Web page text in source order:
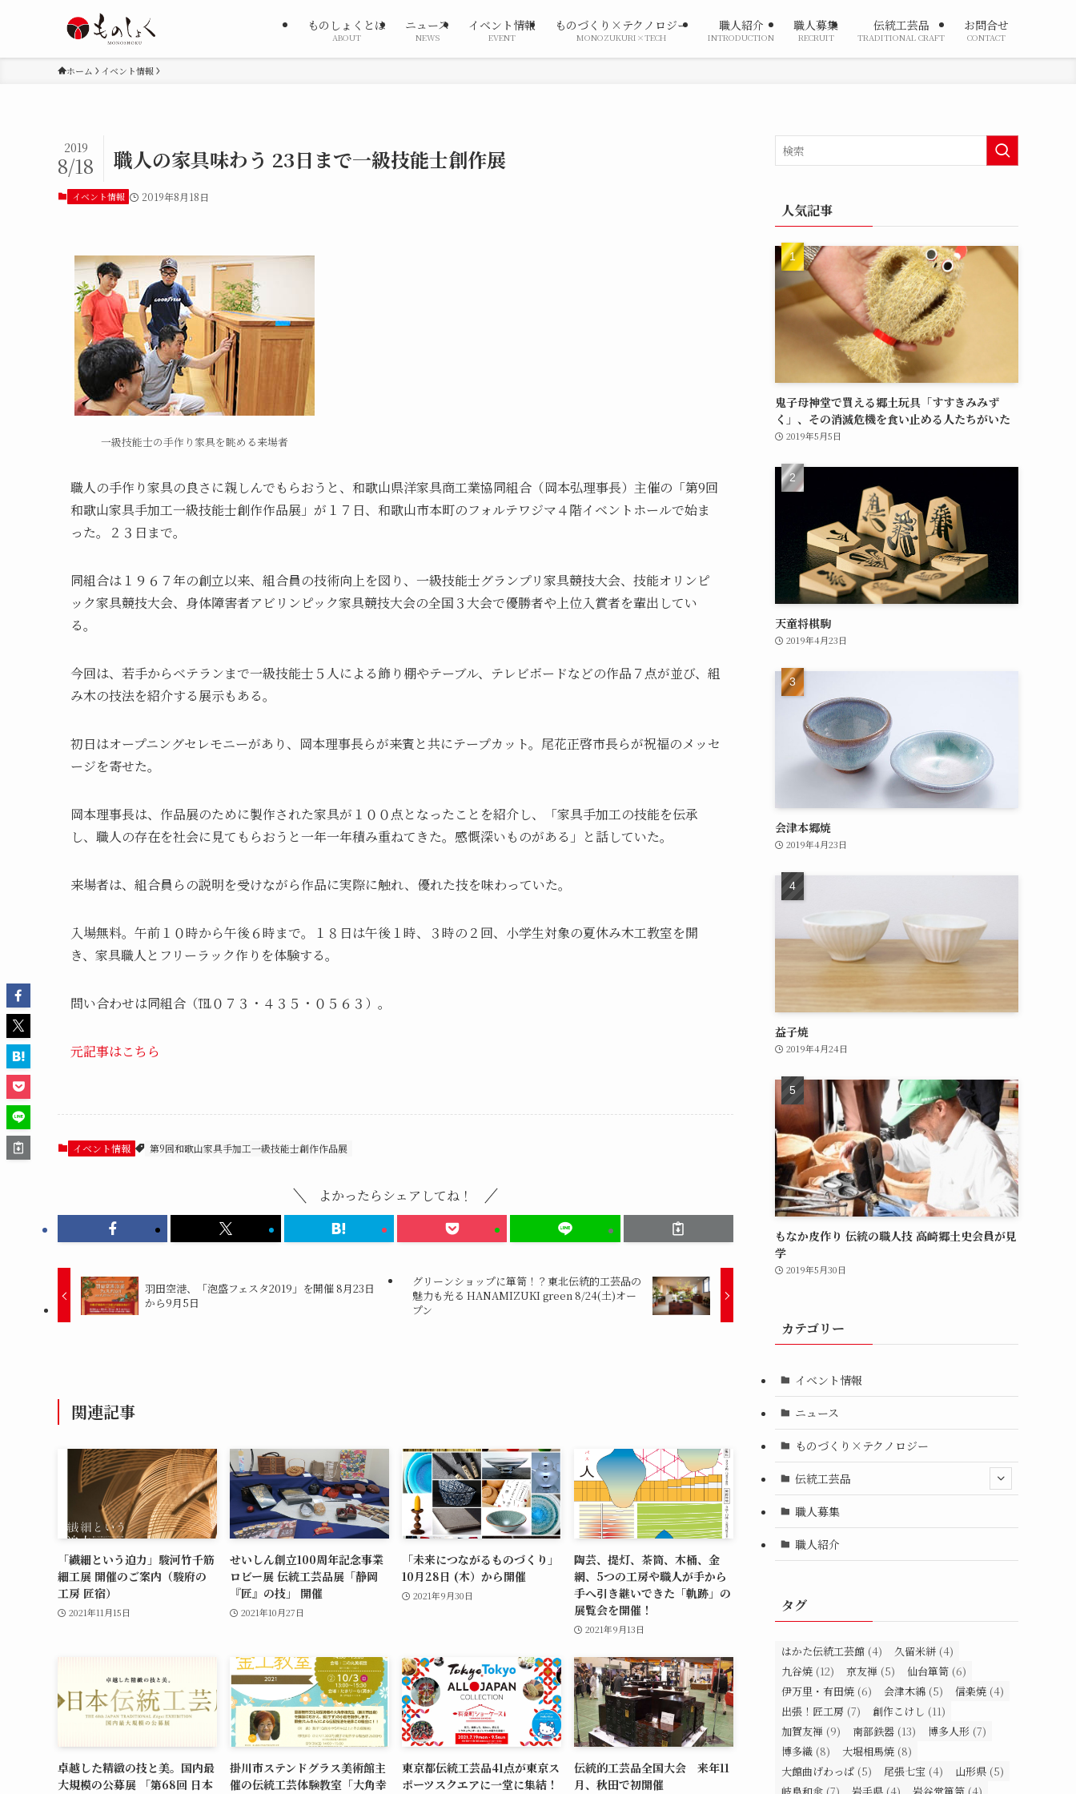
ものしょくとは
ABOUT
ニュース
NEWS
イベント情報
EVENT
ものづくり×テクノロジー
MONOZUKURI×TECH
職人紹介
INTRODUCTION
職人募集
RECRUIT
伝統工芸品
TRADITIONAL CRAFT
お問合せ
CONTACT
ホーム イベント情報
職人の家具味わう 23日まで一級技能士創作展
2019
8/18
イベント情報 2019年8月18日
一級技能士の手作り家具を眺める来場者
職人の手作り家具の良さに親しんでもらおうと、和歌山県洋家具商工業協同組合（岡本弘理事長）主催の「第9回
和歌山家具手加工一級技能士創作作品展」が１７日、和歌山市本町のフォルテワジマ４階イベントホールで始ま
った。２３日まで。
同組合は１９６７年の創立以来、組合員の技術向上を図り、一級技能士グランプリ家具競技大会、技能オリンピ
ック家具競技大会、身体障害者アビリンピック家具競技大会の全国３大会で優勝者や上位入賞者を輩出してい
る。
今回は、若手からベテランまで一級技能士５人による飾り棚やテーブル、テレビボードなどの作品７点が並び、組
み木の技法を紹介する展示もある。
初日はオープニングセレモニーがあり、岡本理事長らが来賓と共にテープカット。尾花正啓市長らが祝福のメッセ
ージを寄せた。
岡本理事長は、作品展のために製作された家具が１００点となったことを紹介し、「家具手加工の技能を伝承
し、職人の存在を社会に見てもらおうと一年一年積み重ねてきた。感慨深いものがある」と話していた。
来場者は、組合員らの説明を受けながら作品に実際に触れ、優れた技を味わっていた。
入場無料。午前１０時から午後６時まで。１８日は午後１時、３時の２回、小学生対象の夏休み木工教室を開
き、家具職人とフリーラック作りを体験する。
問い合わせは同組合（℡０７３・４３５・０５６３）。
元記事はこちら
イベント情報 第9回和歌山家具手加工一級技能士創作作品展
よかったらシェアしてね！
羽田空港、「泡盛フェスタ2019」を開催 8月23日
から9月5日
グリーンショップに箪笥！？東北伝統的工芸品の
魅力も光る HANAMIZUKI green 8/24(土)オー
プン
関連記事
「繊細という迫力」駿河竹千筋
細工展 開催のご案内（駿府の
工房 匠宿）
2021年11月15日
せいしん創立100周年記念事業
ロビー展 伝統工芸品展「静岡
『匠』の技」 開催
2021年10月27日
「未来につながるものづくり」
10月28日 (木）から開催
2021年9月30日
陶芸、提灯、茶筒、木桶、金
網、5つの工房や職人が手から
手へ引き継いできた「軌跡」の
展覧会を開催！
2021年9月13日
卓越した精緻の技と美。国内最
大規模の公募展 「第68回 日本
掛川市ステンドグラス美術館主
催の伝統工芸体験教室「大角幸
東京都伝統工芸品41点が東京ス
ポーツスクエアに一堂に集結！
伝統的工芸品全国大会 来年11
月、秋田で初開催
人気記事
鬼子母神堂で買える郷土玩具「すすきみみず
く」、その消滅危機を食い止める人たちがいた
2019年5月5日
天童将棋駒
2019年4月23日
会津本郷焼
2019年4月23日
益子焼
2019年4月24日
もなか皮作り 伝統の職人技 高崎郷土史会員が見
学
2019年5月30日
カテゴリー
イベント情報
ニュース
ものづくり×テクノロジー
伝統工芸品
職人募集
職人紹介
タグ
はかた伝統工芸館 (4) 久留米絣 (4)
九谷焼 (12) 京友禅 (5) 仙台箪笥 (6)
伊万里・有田焼 (6) 会津木綿 (5) 信楽焼 (4)
出張！匠工房 (7) 創作こけし (11)
加賀友禅 (9) 南部鉄器 (13) 博多人形 (7)
博多織 (8) 大堀相馬焼 (8)
大館曲げわっぱ (5) 尾張七宝 (4) 山形県 (5)